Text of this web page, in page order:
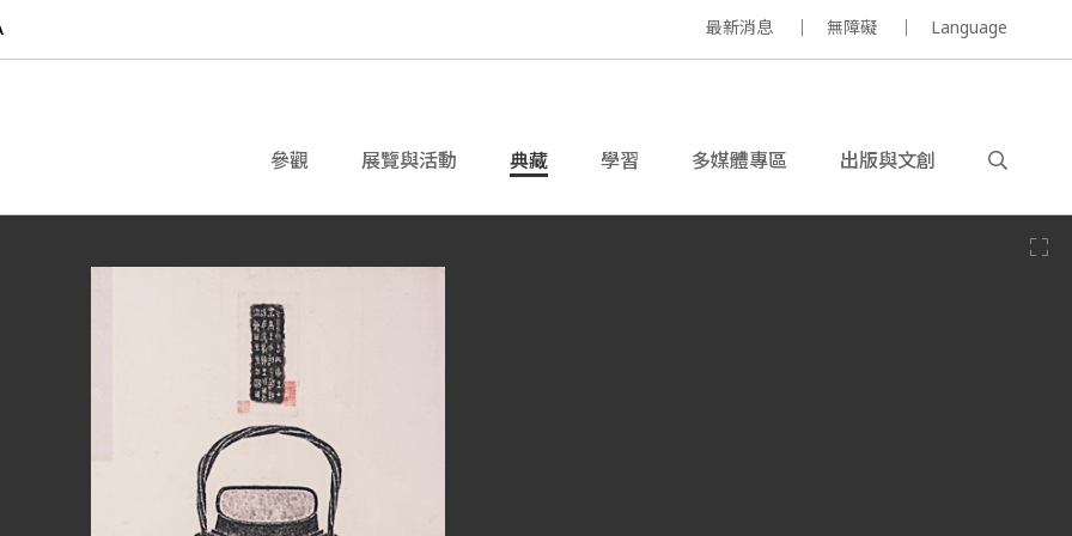
最新消息 無障礙 Language
參觀 展覽與活動 典藏 學習 多媒體專區 出版與文創